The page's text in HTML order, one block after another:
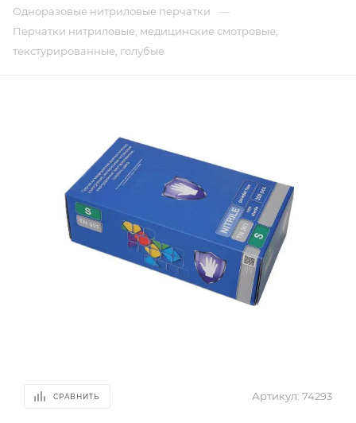
Одноразовые нитриловые перчатки —
Перчатки нитриловые, медицинские смотровые,
текстурированные, голубые
СРАВНИТЬ Артикул: 74293